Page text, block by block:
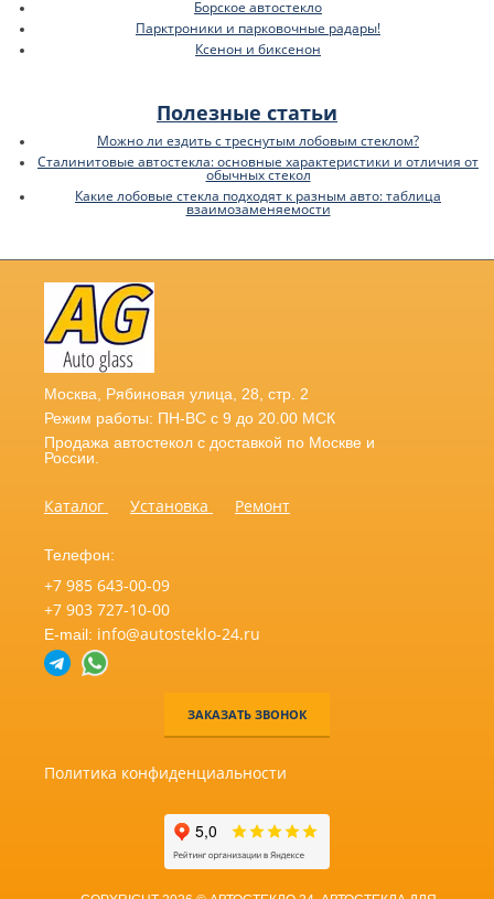
Борское автостекло
Парктроники и парковочные радары!
Ксенон и биксенон
Полезные статьи
Можно ли ездить с треснутым лобовым стеклом?
Сталинитовые автостекла: основные характеристики и отличия от
обычных стекол
Какие лобовые стекла подходят к разным авто: таблица
взаимозаменяемости
Москва, Рябиновая улица, 28, стр. 2
Режим работы: ПН-ВС с 9 до 20.00 МСК
Продажа автостекол с доставкой по Москве и
России.
Каталог Установка Ремонт
Телефон:
+7 985 643-00-09
+7 903 727-10-00
E-mail: info@autosteklo-24.ru
ЗАКАЗАТЬ ЗВОНОК
Политика конфиденциальности